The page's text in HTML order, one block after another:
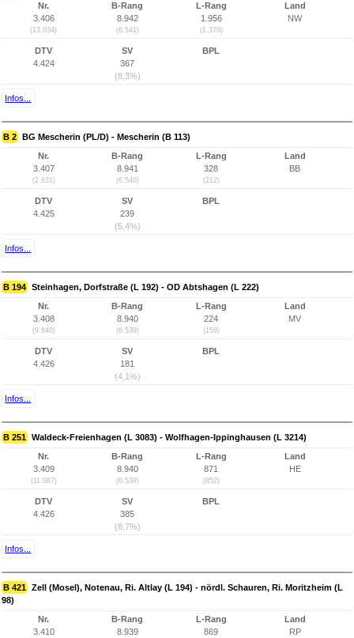
Nr.
3.406
(13.034)
B-Rang
8.942
(6.541)
L-Rang
1.956
(1.370)
Land
NW
DTV
4.424
SV
367
(8,3%)
BPL
Infos...
B 2 BG Mescherin (PL/D) - Mescherin (B 113)
Nr.
3.407
(2.831)
B-Rang
8.941
(6.540)
L-Rang
328
(212)
Land
BB
DTV
4.425
SV
239
(5,4%)
BPL
Infos...
B 194 Steinhagen, Dorfstraße (L 192) - OD Abtshagen (L 222)
Nr.
3.408
(9.840)
B-Rang
8.940
(6.539)
L-Rang
224
(159)
Land
MV
DTV
4.426
SV
181
(4,1%)
BPL
Infos...
B 251 Waldeck-Freienhagen (L 3083) - Wolfhagen-Ippinghausen (L 3214)
Nr.
3.409
(11.087)
B-Rang
8.940
(6.539)
L-Rang
871
(852)
Land
HE
DTV
4.426
SV
385
(8,7%)
BPL
Infos...
B 421 Zell (Mosel), Notenau, Ri. Altlay (L 194) - nördl. Schauren, Ri. Moritzheim (L
98)
Nr.
3.410
B-Rang
8.939
L-Rang
869
Land
RP